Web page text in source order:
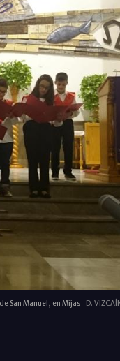
San Manuel, en Mijas D.